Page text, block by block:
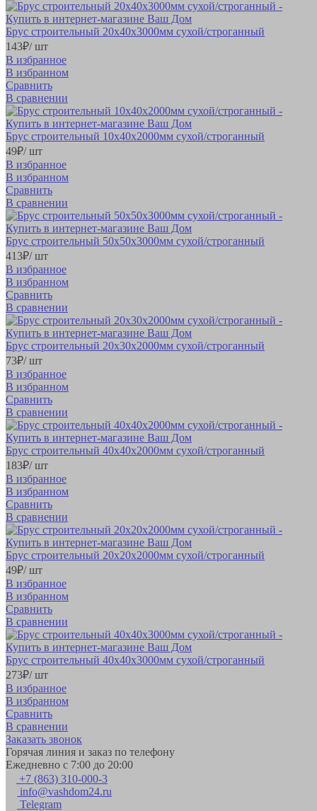
Брус строительный 20х40х3000мм сухой/строганный
143₽/ шт
В избранное
В избранном
Сравнить
В сравнении
Брус строительный 10х40х2000мм сухой/строганный
49₽/ шт
В избранное
В избранном
Сравнить
В сравнении
Брус строительный 50х50х3000мм сухой/строганный
413₽/ шт
В избранное
В избранном
Сравнить
В сравнении
Брус строительный 20х30х2000мм сухой/строганный
73₽/ шт
В избранное
В избранном
Сравнить
В сравнении
Брус строительный 40х40х2000мм сухой/строганный
183₽/ шт
В избранное
В избранном
Сравнить
В сравнении
Брус строительный 20х20х2000мм сухой/строганный
49₽/ шт
В избранное
В избранном
Сравнить
В сравнении
Брус строительный 40х40х3000мм сухой/строганный
273₽/ шт
В избранное
В избранном
Сравнить
В сравнении
Заказать звонок
Горячая линия и заказ по телефону
Ежедневно с 7:00 до 20:00
+7 (863) 310-000-3
info@vashdom24.ru
Telegram